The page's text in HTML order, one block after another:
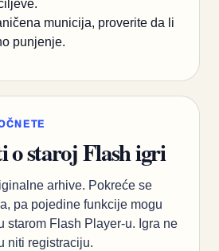
municija, proverite da li
punjenje.
o staroj Flash igri
arhive. Pokreće se
pa pojedine funkcije mogu
starom Flash Player-u. Igra ne
niti registraciju.